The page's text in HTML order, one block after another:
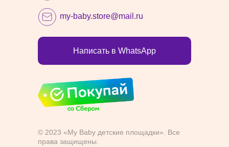
© 2023 «My Baby детские площадки». Все
права защищены.
my-baby.store@mail.ru
Написать в WhatsApp